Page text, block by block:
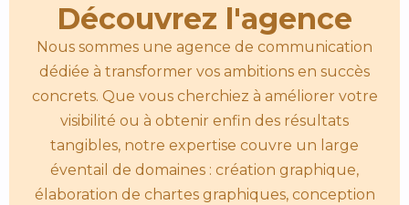
Découvrez l'agence
Nous sommes une agence de communication
dédiée à transformer vos ambitions en succès
concrets. Que vous cherchiez à améliorer votre
visibilité ou à obtenir enfin des résultats
tangibles, notre expertise couvre un large
éventail de domaines : création graphique,
élaboration de chartes graphiques, conception